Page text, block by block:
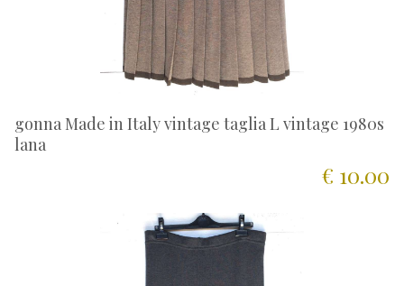
gonna Made in Italy vintage taglia L vintage 1980s
lana
€ 10.00